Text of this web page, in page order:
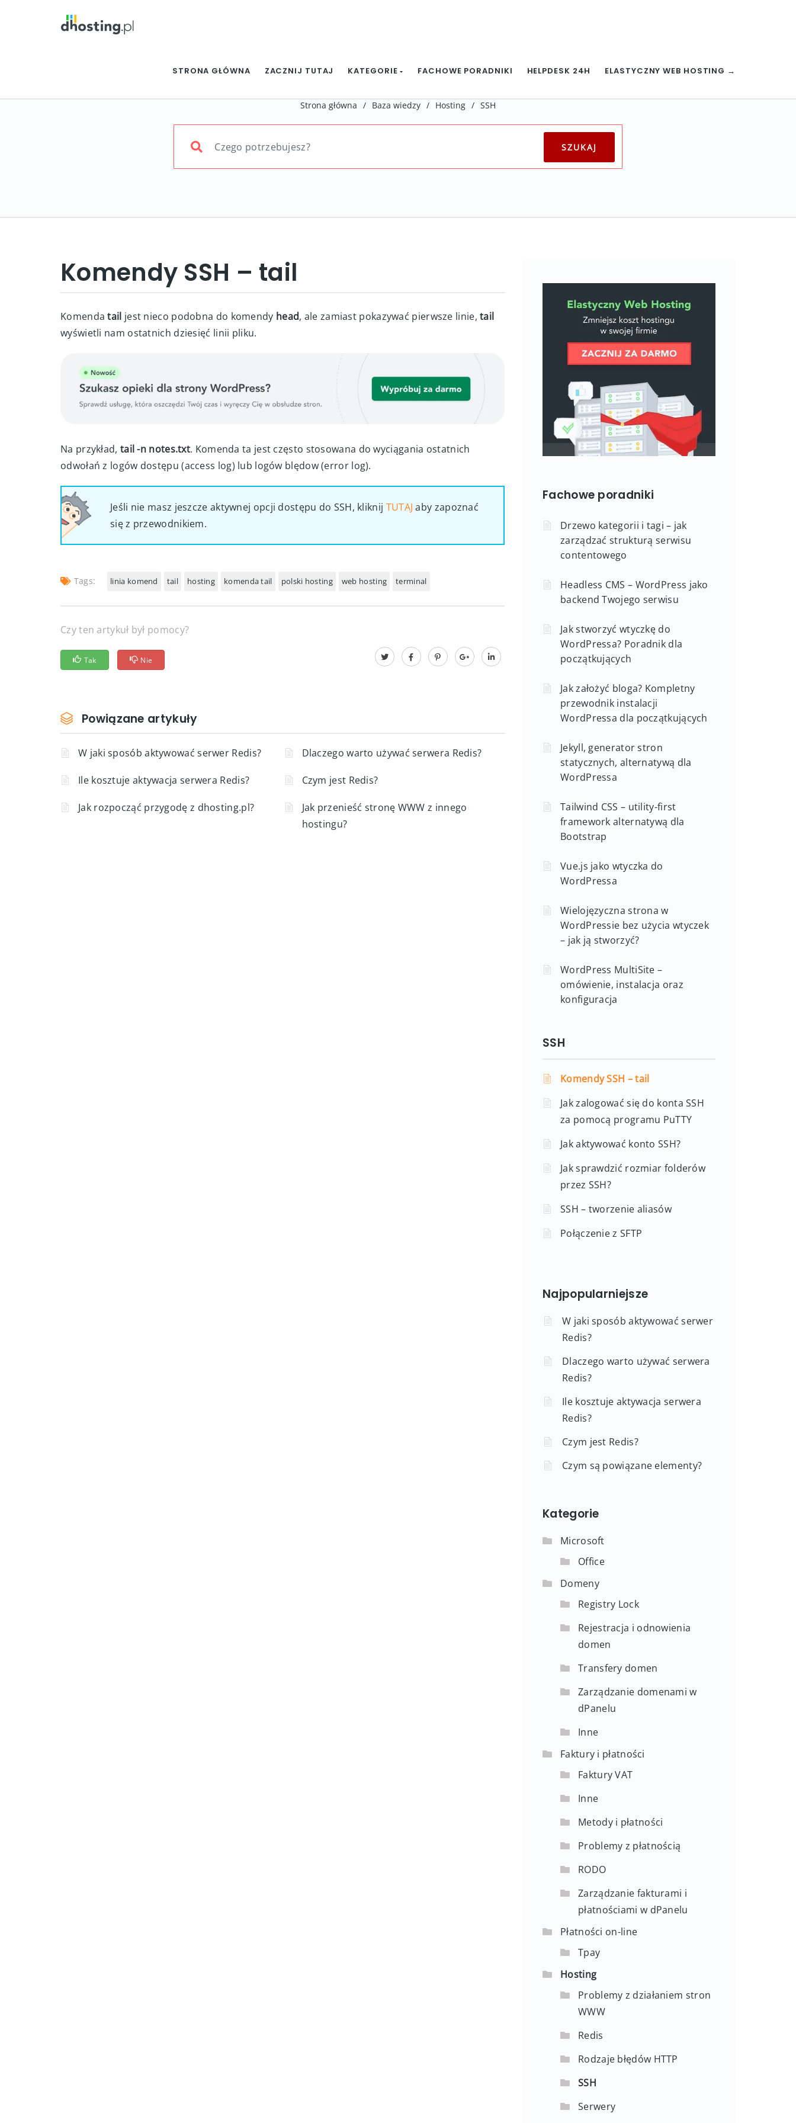
STRONA GŁÓWNA ZACZNIJ TUTAJ KATEGORIE FACHOWE PORADNIKI HELPDESK 24H ELASTYCZNY WEB HOSTING →
Strona główna / Baza wiedzy / Hosting / SSH
Komendy SSH – tail
Komendatail jest nieco podobna do komendy head, ale zamiast pokazywać pierwsze linie,tail
wyświetli nam ostatnich dziesięć linii pliku.
Na przykład, tail -n notes.txt. Komenda ta jest często stosowana do wyciągania ostatnich
odwołań z logów dostępu (access log) lub logów blędow (error log).
Jeśli nie masz jeszcze aktywnej opcji dostępu do SSH, kliknij TUTAJ aby zapoznać
się z przewodnikiem.
Tags: linia komend tail hosting komenda tail polski hosting web hosting terminal
Czy ten artykuł był pomocy?
Tak Nie
Powiązane artykuły
W jaki sposób aktywować serwer Redis? Dlaczego warto używać serwera Redis?
Ile kosztuje aktywacja serwera Redis? Czym jest Redis?
Jak rozpocząć przygodę z dhosting.pl?
Jak przenieść stronę WWW z innego
hostingu?
Fachowe poradniki
Drzewo kategorii i tagi – jak
zarządzać strukturą serwisu
contentowego
Headless CMS – WordPress jako
backend Twojego serwisu
Jak stworzyć wtyczkę do
WordPressa? Poradnik dla
początkujących
Jak założyć bloga? Kompletny
przewodnik instalacji
WordPressa dla początkujących
Jekyll, generator stron
statycznych, alternatywą dla
WordPressa
Tailwind CSS – utility-first
framework alternatywą dla
Bootstrap
Vue.js jako wtyczka do
WordPressa
Wielojęzyczna strona w
WordPressie bez użycia wtyczek
– jak ją stworzyć?
WordPress MultiSite –
omówienie, instalacja oraz
konfiguracja
SSH
Komendy SSH – tail
Jak zalogować się do konta SSH
za pomocą programu PuTTY
Jak aktywować konto SSH?
Jak sprawdzić rozmiar folderów
przez SSH?
SSH – tworzenie aliasów
Połączenie z SFTP
Najpopularniejsze
W jaki sposób aktywować serwer
Redis?
Dlaczego warto używać serwera
Redis?
Ile kosztuje aktywacja serwera
Redis?
Czym jest Redis?
Czym są powiązane elementy?
Kategorie
Microsoft
Office
Domeny
Registry Lock
Rejestracja i odnowienia
domen
Transfery domen
Zarządzanie domenami w
dPanelu
Inne
Faktury i płatności
Faktury VAT
Inne
Metody i płatności
Problemy z płatnością
RODO
Zarządzanie fakturami i
płatnościami w dPanelu
Płatności on-line
Tpay
Hosting
Problemy z działaniem stron
WWW
Redis
Rodzaje błędów HTTP
SSH
Serwery